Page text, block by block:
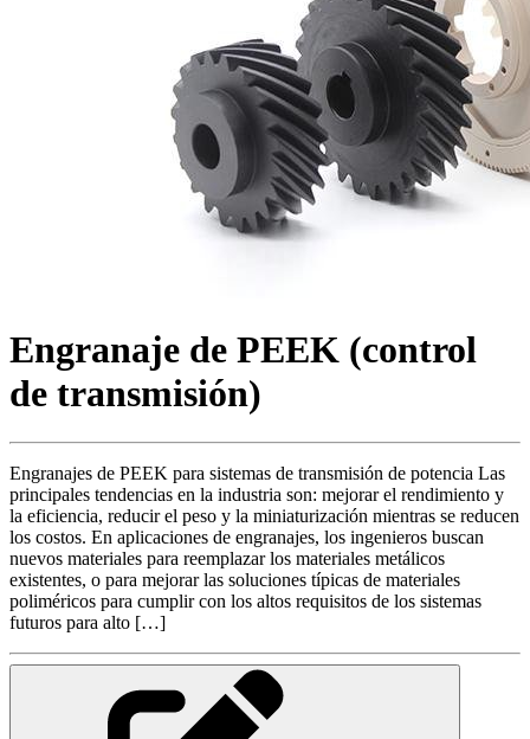
Engranaje de PEEK (control
de transmisión)
Engranajes de PEEK para sistemas de transmisión de potencia Las
principales tendencias en la industria son: mejorar el rendimiento y
la eficiencia, reducir el peso y la miniaturización mientras se reducen
los costos. En aplicaciones de engranajes, los ingenieros buscan
nuevos materiales para reemplazar los materiales metálicos
existentes, o para mejorar las soluciones típicas de materiales
poliméricos para cumplir con los altos requisitos de los sistemas
futuros para alto […]